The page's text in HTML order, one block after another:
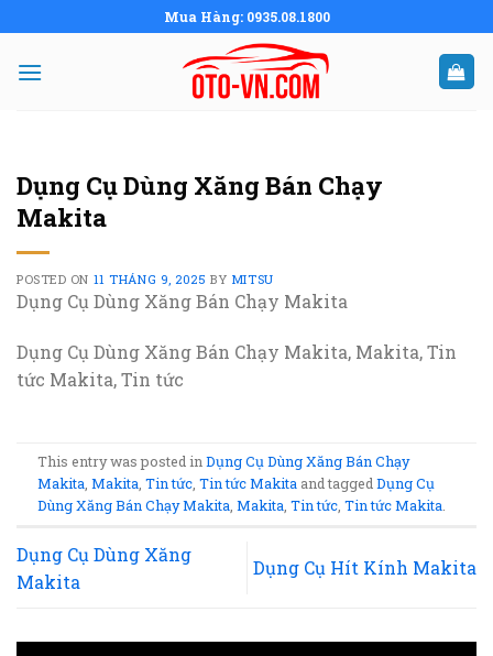
to
content
Mua Hàng: 0935.08.1800
Dụng Cụ Dùng Xăng Bán Chạy
Makita
POSTED ON 11 THÁNG 9, 2025 BY MITSU
Dụng Cụ Dùng Xăng Bán Chạy Makita
Dụng Cụ Dùng Xăng Bán Chạy Makita, Makita, Tin
tức Makita, Tin tức
This entry was posted inDụng Cụ Dùng Xăng Bán Chạy
Makita ,Makita ,Tin tức ,Tin tức Makita and taggedDụng Cụ
Dùng Xăng Bán Chạy Makita ,Makita ,Tin tức ,Tin tức Makita
Dụng Cụ Dùng Xăng
Makita
Dụng Cụ Hít Kính Makita